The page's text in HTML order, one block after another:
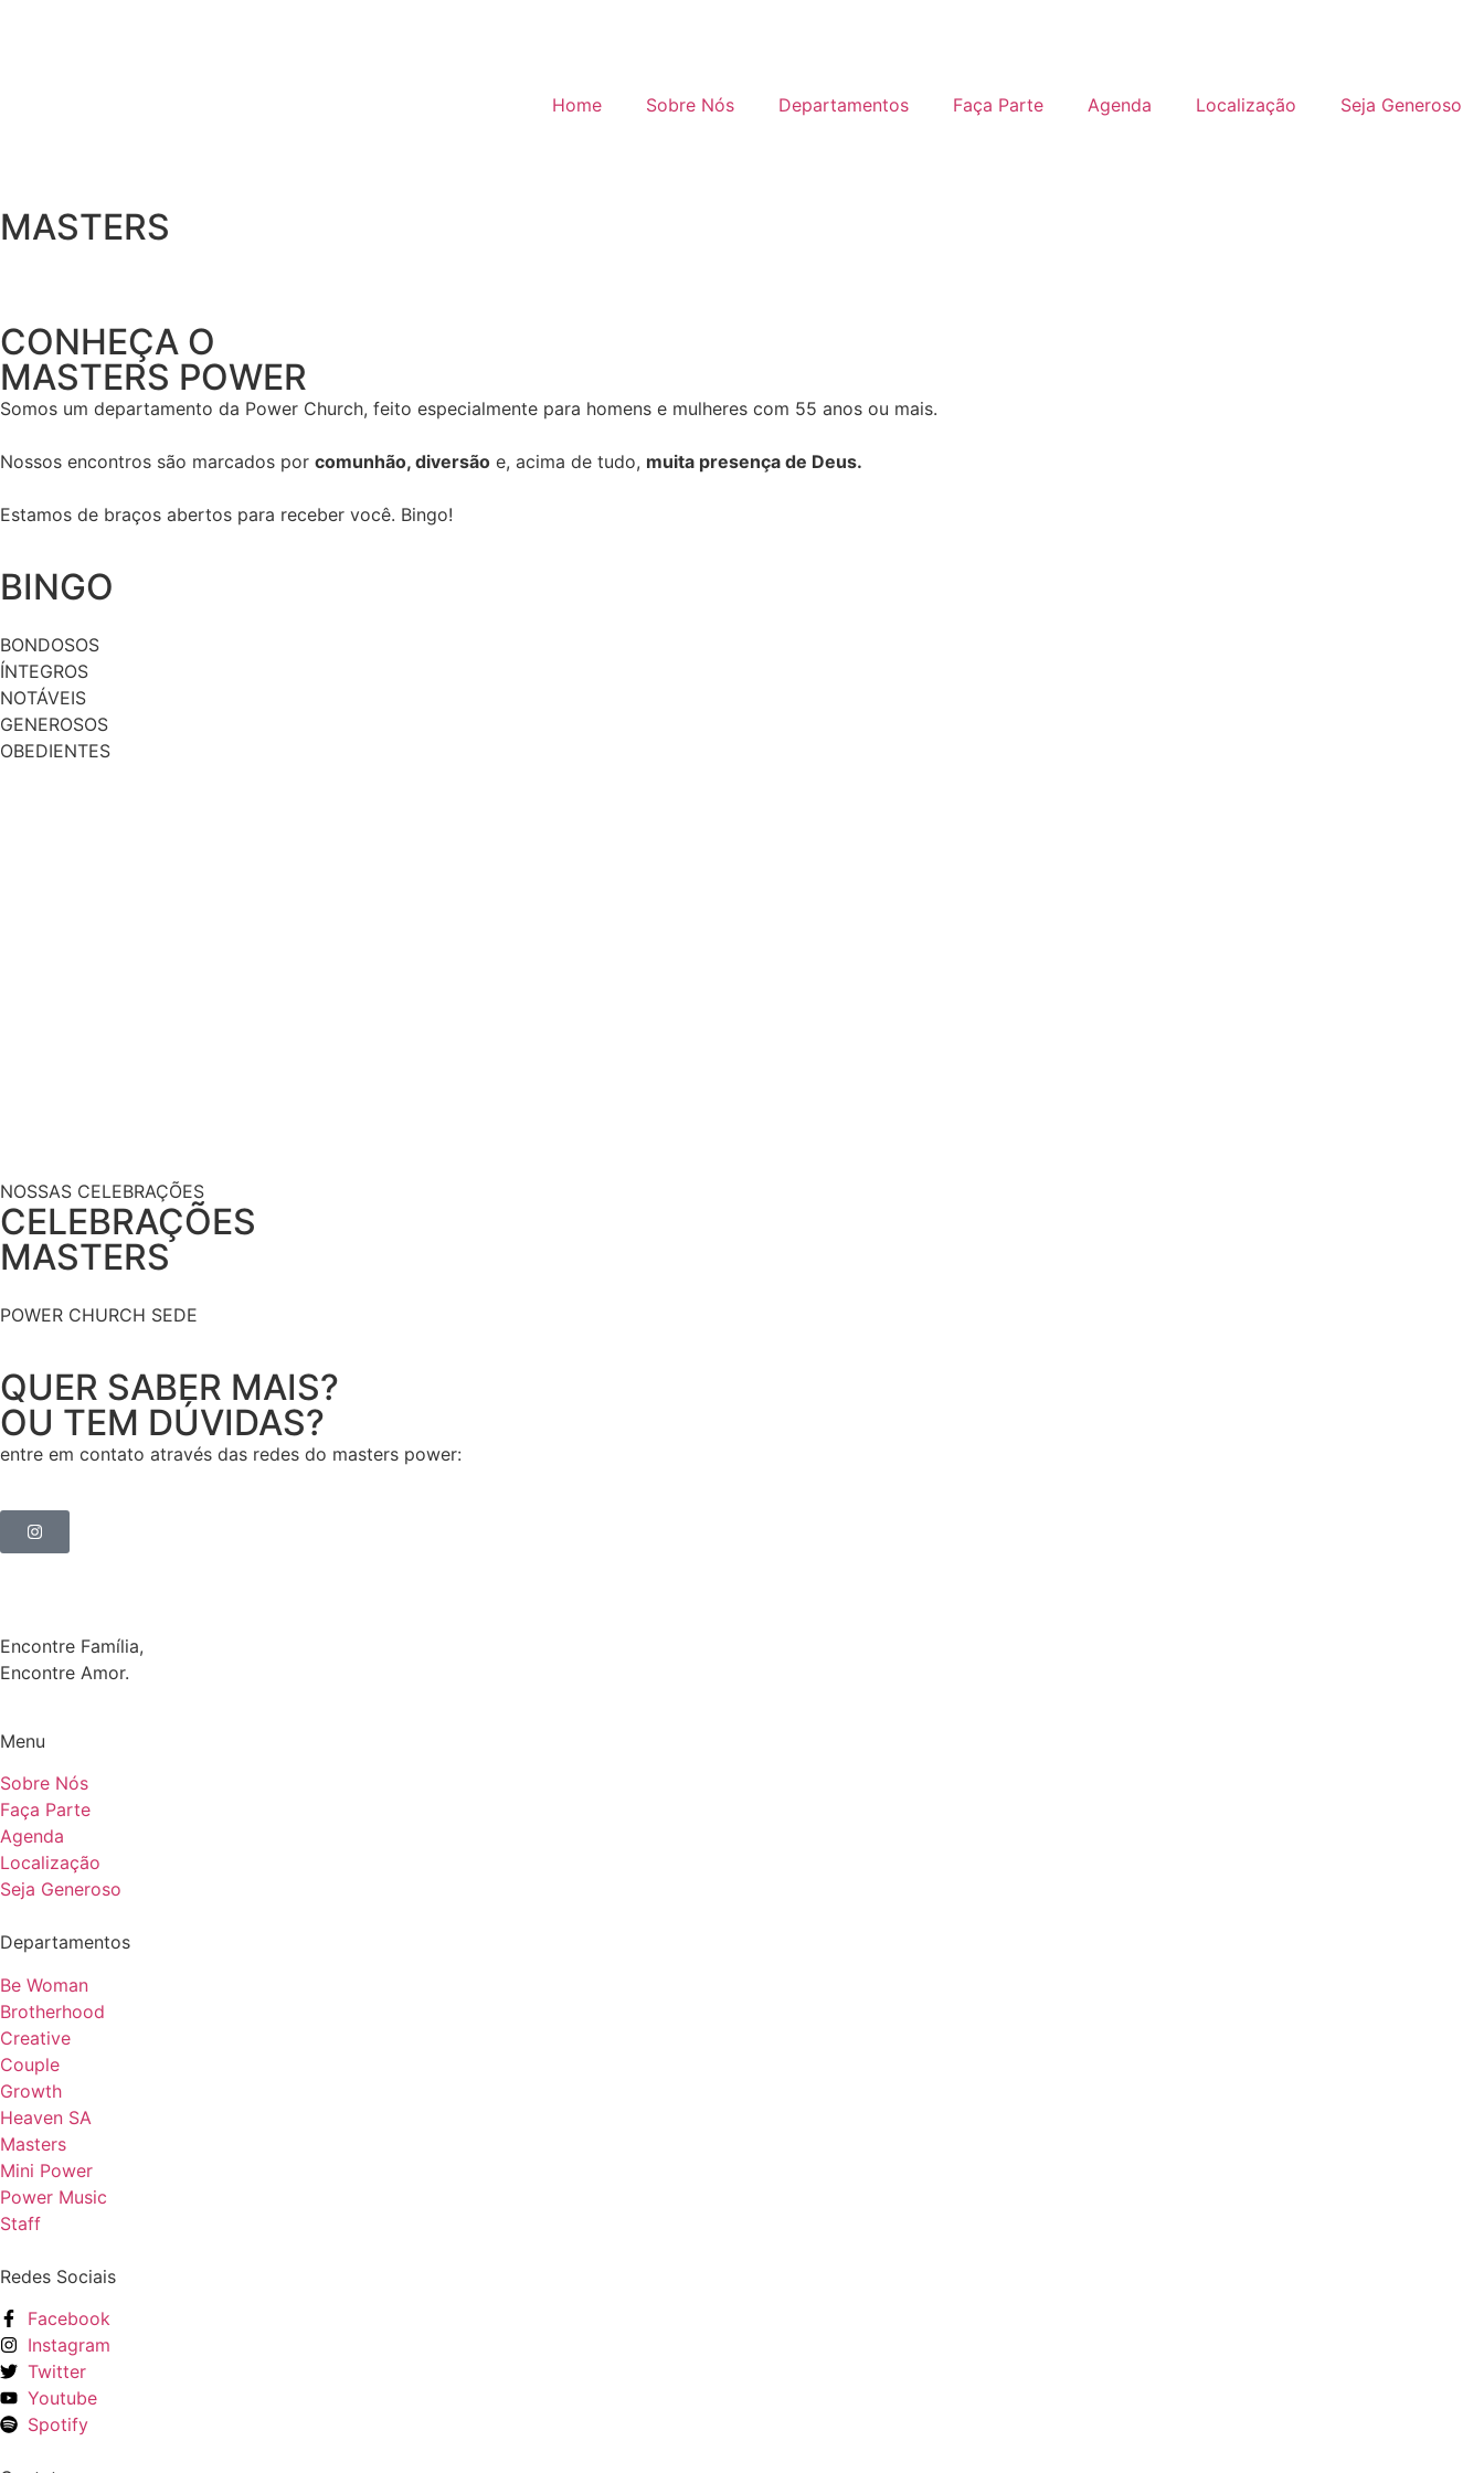
Home Sobre Nós Departamentos Faça Parte Agenda Localização Seja Generoso
MASTERS
CONHEÇA O
MASTERS POWER
Somos um departamento da Power Church, feito especialmente para homens e mulheres com 55 anos ou mais.
Nossos encontros são marcados por comunhão, diversão e, acima de tudo, muita presença de Deus.
Estamos de braços abertos para receber você. Bingo!
BINGO
BONDOSOS
ÍNTEGROS
NOTÁVEIS
GENEROSOS
OBEDIENTES
NOSSAS CELEBRAÇÕES
CELEBRAÇÕES
MASTERS
POWER CHURCH SEDE
QUER SABER MAIS?
OU TEM DÚVIDAS?
entre em contato através das redes do masters power:
Encontre Família,
Encontre Amor.
Menu
Sobre Nós
Faça Parte
Agenda
Localização
Seja Generoso
Departamentos
Be Woman
Brotherhood
Creative
Couple
Growth
Heaven SA
Masters
Mini Power
Power Music
Staff
Redes Sociais
Facebook
Instagram
Twitter
Youtube
Spotify